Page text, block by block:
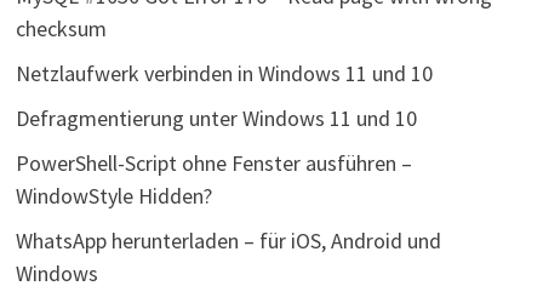
checksum
Netzlaufwerk verbinden in Windows 11 und 10
Defragmentierung unter Windows 11 und 10
PowerShell-Script ohne Fenster ausführen –
WindowStyle Hidden?
WhatsApp herunterladen – für iOS, Android und
Windows